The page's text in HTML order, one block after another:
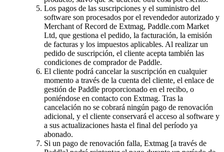
Los pagos de las suscripciones y el suministro del
software son procesados por el revendedor autorizado y
Merchant of Record de Extmag, Paddle.com Market
Ltd, que gestiona el pedido, la facturación, la emisión
de facturas y los impuestos aplicables. Al realizar un
pedido de suscripción, el cliente acepta también las
condiciones de comprador de Paddle.
El cliente podrá cancelar la suscripción en cualquier
momento a través de la cuenta del cliente, el enlace de
gestión de Paddle proporcionado en el recibo, o
poniéndose en contacto con Extmag. Tras la
cancelación no se cobrará ningún pago de renovación
adicional, y el cliente conservará el acceso al software y
a sus actualizaciones hasta el final del período ya
abonado.
Si un pago de renovación falla, Extmag [a través de